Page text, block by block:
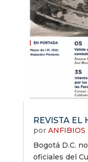
REVISTA
por ANFIBIOS
Bogotá D.C.
oficiales del